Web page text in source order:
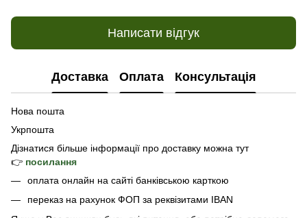
Написати відгук
Доставка Оплата Консультація
Нова пошта
Укрпошта
Дізнатися більше інформації про доставку можна тут
👉 посилання
оплата онлайн на сайті банківською карткою
переказ на рахунок ФОП за реквізитами IBAN